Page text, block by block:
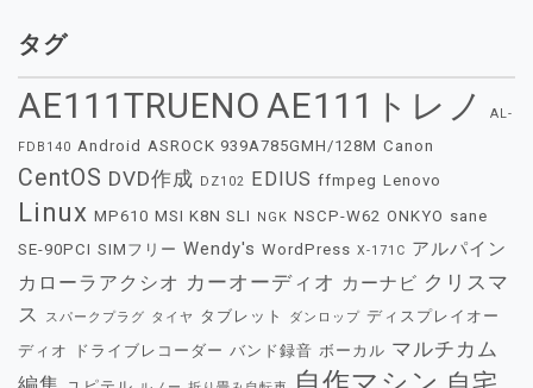
タグ
AE111TRUENO AE111トレノ AL-
FDB140 Android ASROCK 939A785GMH/128M Canon
CentOS DVD作成 DZ102 EDIUS ffmpeg Lenovo
Linux MP610 MSI K8N SLI NGK NSCP-W62 ONKYO sane
SE-90PCI SIMフリー Wendy's WordPress X-171C アルパイン
カローラアクシオ カーオーディオ カーナビ クリスマ
ス
スパークプラグ タイヤ タブレット ダンロップ ディスプレイオー
ディオ
ドライブレコーダー バンド録音 ボーカル マルチカム